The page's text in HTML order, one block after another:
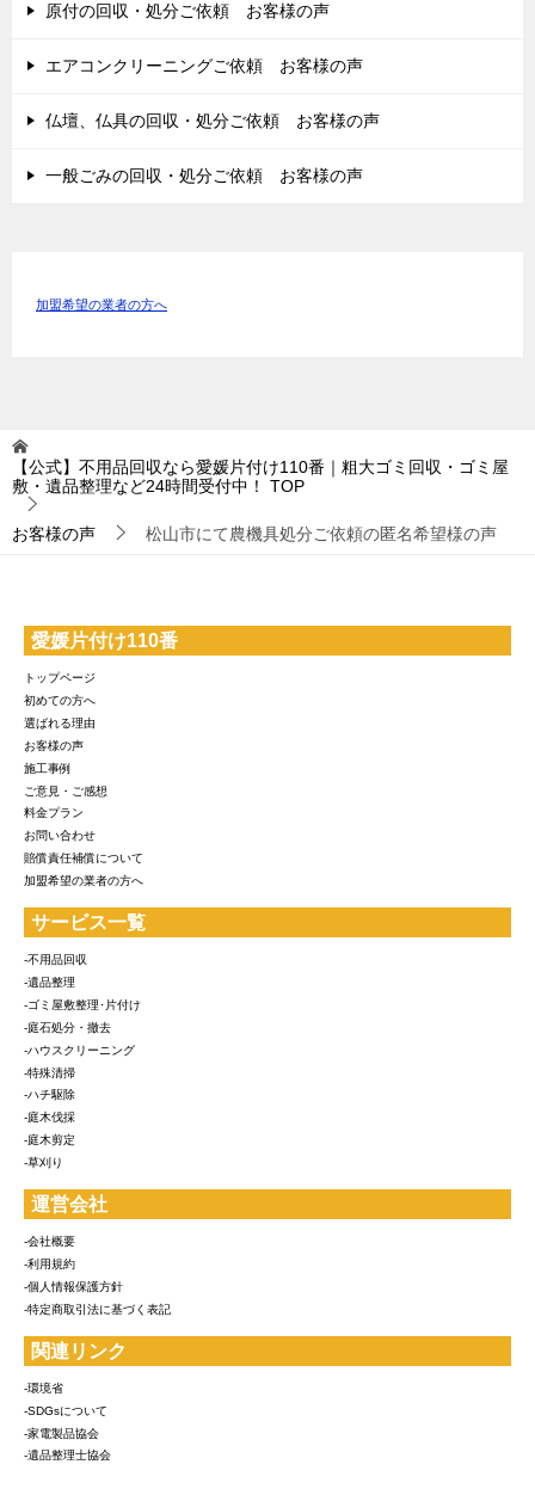
原付の回収・処分ご依頼 お客様の声
エアコンクリーニングご依頼 お客様の声
仏壇、仏具の回収・処分ご依頼 お客様の声
一般ごみの回収・処分ご依頼 お客様の声
加盟希望の業者の方へ
【公式】不用品回収なら愛媛片付け110番｜粗大ゴミ回収・ゴミ屋
敷・遺品整理など24時間受付中！
TOP
お客様の声 松山市にて農機具処分ご依頼の匿名希望様の声
愛媛片付け110番
トップページ
初めての方へ
選ばれる理由
お客様の声
施工事例
ご意見・ご感想
料金プラン
お問い合わせ
賠償責任補償について
加盟希望の業者の方へ
サービス一覧
-不用品回収
-遺品整理
-ゴミ屋敷整理･片付け
-庭石処分・撤去
-ハウスクリーニング
-特殊清掃
-ハチ駆除
-庭木伐採
-庭木剪定
-草刈り
運営会社
-会社概要
-利用規約
-個人情報保護方針
-特定商取引法に基づく表記
関連リンク
-環境省
-SDGsについて
-家電製品協会
-遺品整理士協会